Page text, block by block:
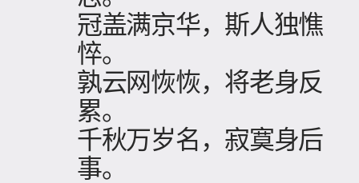
冠盖满京华，斯人独憔
悴。
孰云网恢恢，将老身反
累。
千秋万岁名，寂寞身后
事。